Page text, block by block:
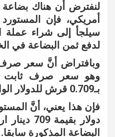
لنفترض أن هناك بضاعة
أمريكي، فإن المستورد
سيلجأ إلى شراء عملة
لدفع ثمن البضاعة في
وبافتراض أنَّ سعر صرف
بـ0.709 قرش للدولار الواحد.
دولار
البضاعة المذكورة سابقا.